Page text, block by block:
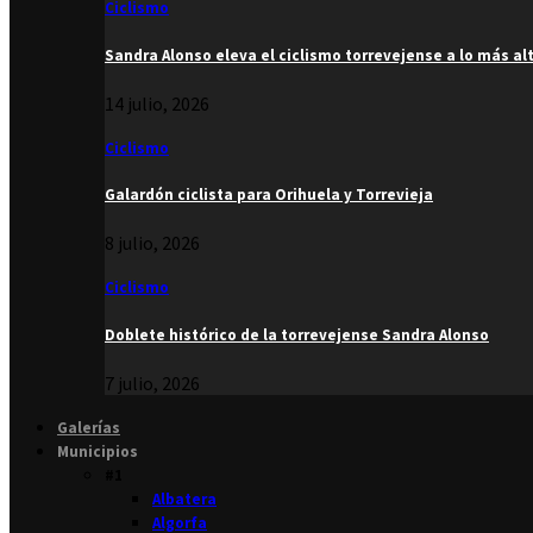
Ciclismo
Sandra Alonso eleva el ciclismo torrevejense a lo más
14 julio, 2026
Ciclismo
Galardón ciclista para Orihuela y Torrevieja
8 julio, 2026
Ciclismo
Doblete histórico de la torrevejense Sandra Alonso
7 julio, 2026
Galerías
Municipios
Albatera
Algorfa